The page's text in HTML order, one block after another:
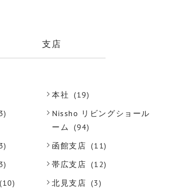
支店
本社
(19)
Nissho リビングショール
ーム
(94)
函館支店 (11)
帯広支店 (12)
(10) 北見支店 (3)